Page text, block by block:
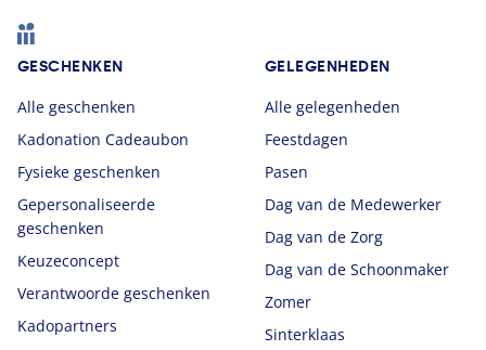
Footer
GESCHENKEN
Alle geschenken
Kadonation Cadeaubon
Fysieke geschenken
Gepersonaliseerde
geschenken
Keuzeconcept
Verantwoorde geschenken
Kadopartners
GELEGENHEDEN
Alle gelegenheden
Feestdagen
Pasen
Dag van de Medewerker
Dag van de Zorg
Dag van de Schoonmaker
Zomer
Sinterklaas